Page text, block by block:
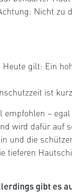
Nicht zu
gilt: Ein
ist
–
wird dafür auf
und die
gibt es